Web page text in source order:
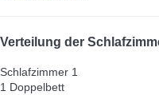
Verteilung der
Schlafzimmer 1
1 Doppelbett